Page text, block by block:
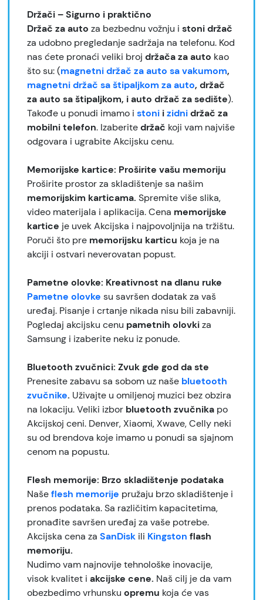
Držači – Sigurno i praktično
Držač za auto za bezbednu vožnju i stoni držač
za udobno pregledanje sadržaja na telefonu. Kod
nas ćete pronaći veliki broj držača za auto kao
što su: (magnetni držač za auto sa vakumom,
magnetni držač sa štipaljkom za auto, držač
za auto sa štipaljkom, i auto držač za sedište).
Takođe u ponudi imamo i stoni izidnidržač za
mobilni telefon. Izaberitedržač koji vam najviše
odgovara i ugrabite Akcijsku cenu.
Memorijske kartice: Proširite vašu memoriju
Proširite prostor za skladištenje sa našim
memorijskim karticama. Spremite više slika,
video materijala i aplikacija. Cena memorijske
kartice je uvek Akcijska i najpovoljnija na tržištu.
Poruči što pre memorijsku karticu koja je na
akciji i ostvari neverovatan popust.
Pametne olovke: Kreativnost na dlanu ruke
Pametne olovke su savršen dodatak za vaš
uređaj. Pisanje i crtanje nikada nisu bili zabavniji.
Pogledaj akcijsku cenu pametnih olovkiza
Samsung i izaberite neku iz ponude.
Bluetooth zvučnici: Zvuk gde god da ste
Prenesite zabavu sa sobom uz naše bluetooth
zvučnike. Uživajte u omiljenoj muzici bez obzira
na lokaciju. Veliki izbor bluetooth zvučnika po
Akcijskoj ceni. Denver, Xiaomi, Xwave, Celly neki
su od brendova koje imamo u ponudi sa sjajnom
cenom na popustu.
Flesh memorije: Brzo skladištenje podataka
Našeflesh memorije pružaju brzo skladištenje i
prenos podataka. Sa različitim kapacitetima,
pronađite savršen uređaj za vaše potrebe.
Akcijska cena za SanDisk ili Kingston flash
memoriju.
Nudimo vam najnovije tehnološke inovacije,
visok kvalitet i akcijske cene. Naš cilj je da vam
obezbedimo vrhunsku opremu koja će vas